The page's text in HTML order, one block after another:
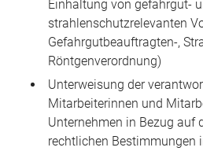
Einhaltung von gefahrgut-
strahlenschutzrelevanten
Gefahrgutbeauftragten-,
Röntgenverordnung)
Unterweisung der
Mitarbeiterinnen und
Unternehmen in Bezug auf
rechtlichen Bestimmungen